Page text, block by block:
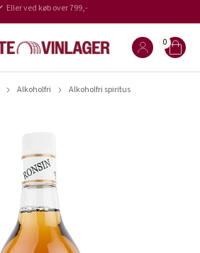
Eller ved køb over 799,-
0
Alkoholfri
Alkoholfri spiritus